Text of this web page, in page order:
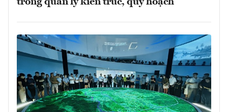
trong quản lý kiến trúc, quy hoạch